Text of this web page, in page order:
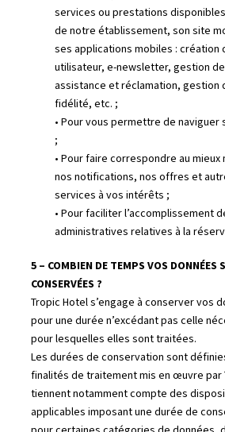
services ou prestations
de notre établissement, son site
ses applications mobiles : création
utilisateur, e-newsletter, gestion
assistance et réclamation, gestion
fidélité, etc. ;
• Pour vous permettre de
;
• Pour faire correspondre au
nos notifications, nos offres et
services à vos intérêts ;
• Pour faciliter l’accomplissement
administratives relatives à la
5 – COMBIEN DE TEMPS VOS DONNÉES
CONSERVÉES ?
Tropic Hotel s’engage à conserver vos
pour une durée n’excédant pas celle
pour lesquelles elles sont traitées.
Les durées de conservation sont
finalités de traitement mis en œuvre par
tiennent notamment compte des
applicables imposant une durée de